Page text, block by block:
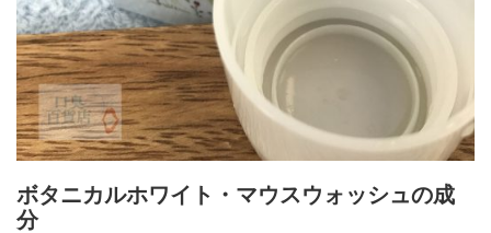
ボタニカルホワイト・マウスウォッシュの成
分